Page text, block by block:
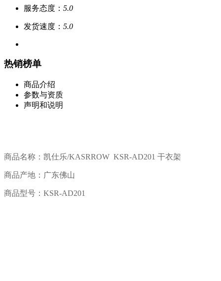
服务态度： 5.0
发货速度： 5.0
热销榜单
商品介绍
参数与资质
声明和说明
商品名称：凯仕乐/KASRROW KSR-AD201 干衣架
商品产地：广东佛山
商品型号： KSR-AD201